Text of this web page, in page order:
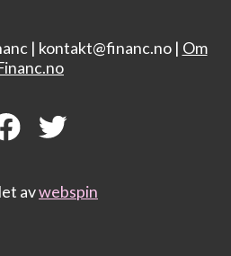
| kontakt@financ.no | Om
avwebspin